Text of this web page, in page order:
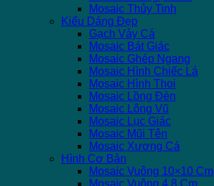
Mosaic Thủy Tinh
Kiểu Dáng Đẹp
Gạch Vảy Cá
Mosaic Bát Giác
Mosaic Ghép Ngang
Mosaic Hình Chiếc Lá
Mosaic Hình Thoi
Mosaic Lồng Đèn
Mosaic Lông Vũ
Mosaic Lục Giác
Mosaic Mũi Tên
Mosaic Xương Cá
Hình Cơ Bản
Mosaic Vuông 10×10 Cm